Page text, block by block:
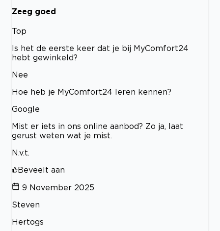
Zeeg goed
Top
Is het de eerste keer dat je bij MyComfort24
hebt gewinkeld?
Nee
Hoe heb je MyComfort24 leren kennen?
Google
Mist er iets in ons online aanbod? Zo ja, laat
gerust weten wat je mist.
N.v.t.
Beveelt aan
9 November 2025
Steven
Hertogs